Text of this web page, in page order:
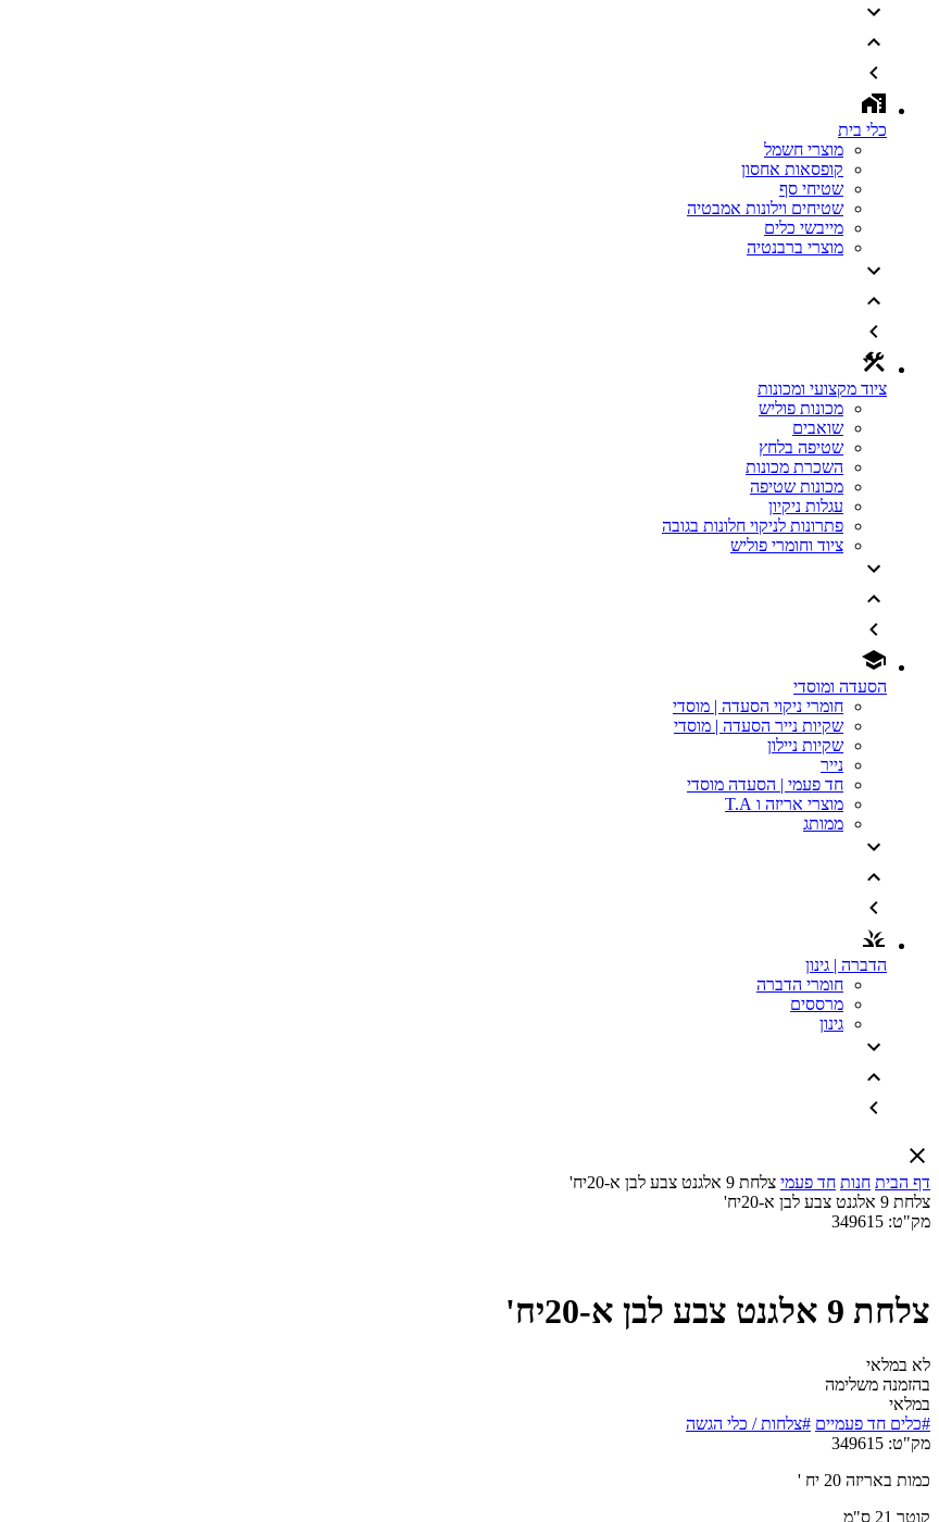
כלי בית
מוצרי חשמל
קופסאות אחסון
שטיחי סף
שטיחים וילונות אמבטיה
מייבשי כלים
מוצרי ברבנטיה
ציוד מקצועי ומכונות
מכונות פוליש
שואבים
שטיפה בלחץ
השכרת מכונות
מכונות שטיפה
עגלות ניקיון
פתרונות לניקוי חלונות בגובה
ציוד וחומרי פוליש
הסעדה ומוסדי
חומרי ניקוי הסעדה | מוסדי
שקיות נייר הסעדה | מוסדי
שקיות ניילון
נייר
חד פעמי | הסעדה מוסדי
מוצרי אריזה ו T.A
ממותג
הדברה | גינון
חומרי הדברה
מרססים
גינון
דף הבית חנות חד פעמי צלחת 9 אלגנט צבע לבן א-20יח'
צלחת 9 אלגנט צבע לבן א-20יח'
מק"ט: 349615
צלחת 9 אלגנט צבע לבן א-20יח'
לא במלאי
בהזמנה משלימה
במלאי
#כלים חד פעמיים #צלחות / כלי הגשה
מק"ט: 349615
כמות באריזה 20 יח '
קוטר 21 ס"מ